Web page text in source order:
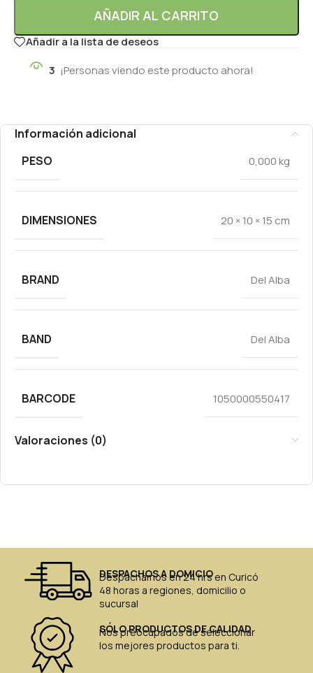
AÑADIR AL CARRITO
Añadir a la lista de deseos
3 ¡Personas viendo este producto ahora!
Información adicional
PESO
0,000 kg
DIMENSIONES 20 × 10 × 15 cm
BRAND Del Alba
BAND Del Alba
BARCODE 1050000550417
Valoraciones (0)
DESPACHOS A DOMICIO
Despachamos en 24 hrs en Curicó
48 horas a regiones, domicilio o
sucursal
SÓLO PRODUCTOS DE CALIDAD
Nos preocupados de seleccionar
los mejores productos para ti.